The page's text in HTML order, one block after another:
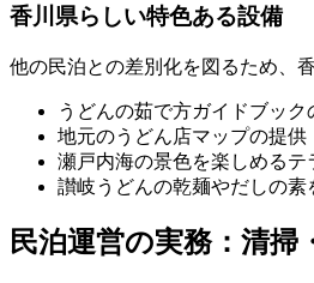
香川県らしい特色ある設備
他の民泊との差別化を図るため、
うどんの茹で方ガイドブック
地元のうどん店マップの提供
瀬戸内海の景色を楽しめるテ
讃岐うどんの乾麺やだしの
民泊運営の実務：清掃